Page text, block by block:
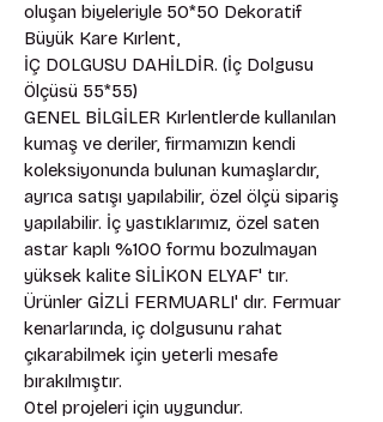
oluşan biyeleriyle 50*50 Dekoratif
Büyük Kare Kırlent,
İÇ DOLGUSU DAHİLDİR. (İç Dolgusu
Ölçüsü 55*55)
GENEL BİLGİLER Kırlentlerde kullanılan
kumaş ve deriler, firmamızın kendi
koleksiyonunda bulunan kumaşlardır,
ayrıca satışı yapılabilir, özel ölçü sipariş
yapılabilir. İç yastıklarımız, özel saten
astar kaplı %100 formu bozulmayan
yüksek kalite SİLİKON ELYAF' tır.
Ürünler GİZLİ FERMUARLI' dır. Fermuar
kenarlarında, iç dolgusunu rahat
çıkarabilmek için yeterli mesafe
bırakılmıştır.
Otel projeleri için uygundur.